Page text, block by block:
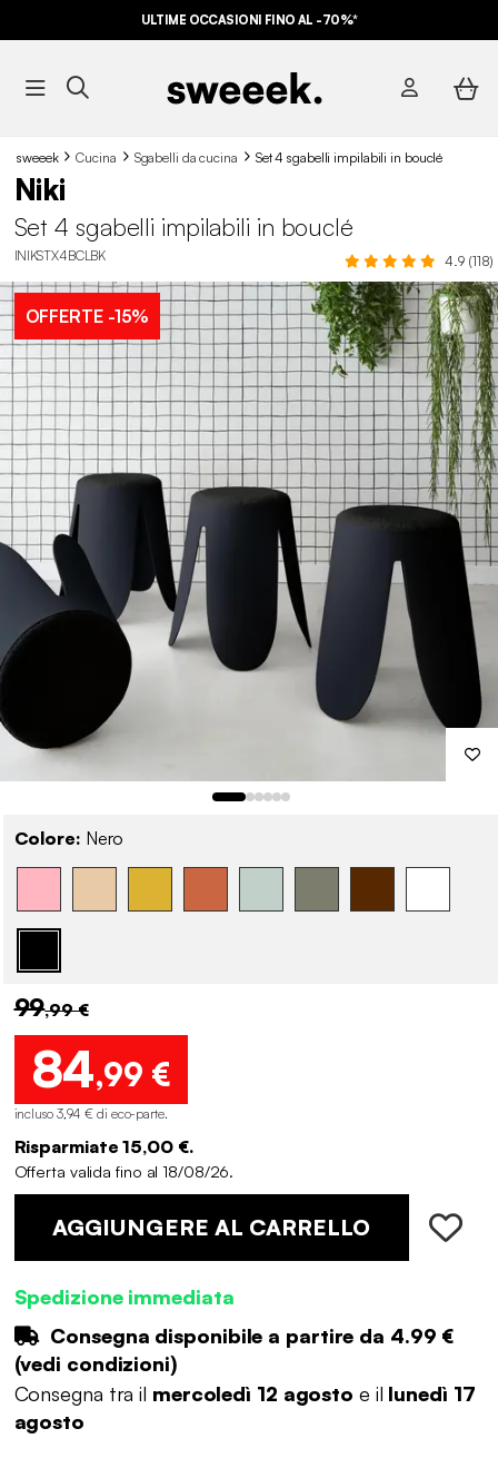
ULTIME OCCASIONI FINO AL -70%*
sweeek Cucina Sgabelli da cucina​ Set 4 sgabelli impilabili in bouclé
Niki
Set 4 sgabelli impilabili in bouclé
INIKSTX4BCLBK 4.9 (118)
OFFERTE-15%
Colore: Nero
99,99 €
84,99 €
incluso 3,94 € di eco-parte.
Risparmiate 15,00 €.
Offerta valida fino al 18/08/26.
AGGIUNGERE AL CARRELLO
Spedizione immediata
Consegna disponibile a partire da 4.99 €
(vedi condizioni)
Consegna tra il mercoledì 12 agosto e il lunedì 17
agosto